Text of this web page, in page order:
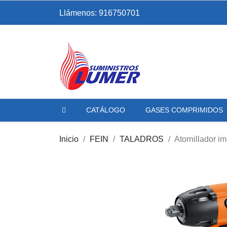
Llámenos: 916750701
CATÁLOGO GASES COMPRIMIDOS
Inicio FEIN TALADROS Atornillador